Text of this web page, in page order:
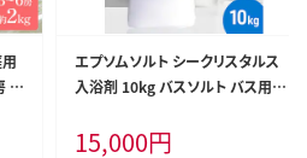
約
エプソムソルト シークリスタルス
入浴剤 10kg バスソルト バス用品
15,000円